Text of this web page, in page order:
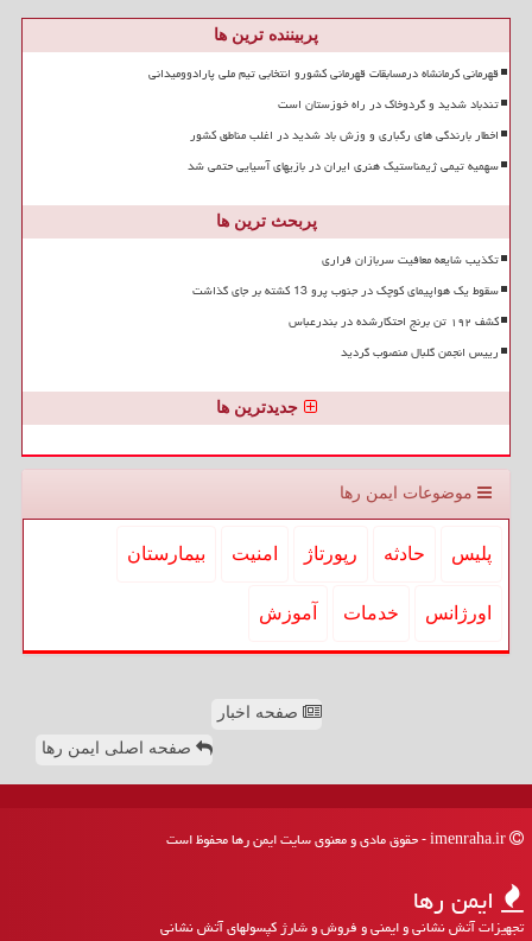
پربیننده ترین ها
قهرمانی کرمانشاه درمسابقات قهرمانی کشورو انتخابی تیم ملی پارادوومیدانی
تندباد شدید و گردوخاک در راه خوزستان است
اخطار بارندگی های رگباری و وزش باد شدید در اغلب مناطق کشور
سهمیه تیمی ژیمناستیک هنری ایران در بازیهای آسیایی حتمی شد
پربحث ترین ها
تکذیب شایعه معافیت سربازان فراری
سقوط یک هواپیمای کوچک در جنوب پرو 13 کشته بر جای گذاشت
کشف ۱۹۲ تن برنج احتکارشده در بندرعباس
رییس انجمن گلبال منصوب گردید
جدیدترین ها
موضوعات ایمن رها
پلیس حادثه رپورتاژ امنیت بیمارستان
اورژانس خدمات آموزش
صفحه اخبار
صفحه اصلی ایمن رها
ایمن رها
تجهیزات آتش نشانی و ایمنی و فروش و شارژ کپسولهای آتش نشانی